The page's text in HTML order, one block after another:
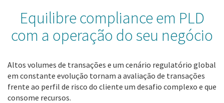
Equilibre compliance em PLD
com a operação do seu negócio
Altos volumes de transações e um cenário regulatório global
em constante evolução tornam a avaliação de transações
frente ao perfil de risco do cliente um desafio complexo e que
consome recursos.